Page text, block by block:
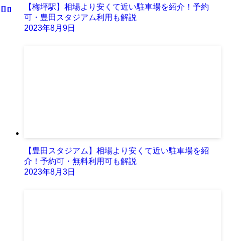
【梅坪駅】相場より安くて近い駐車場を紹介！予約
可・豊田スタジアム利用も解説
2023年8月9日
【豊田スタジアム】相場より安くて近い駐車場を紹
介！予約可・無料利用可も解説
2023年8月3日